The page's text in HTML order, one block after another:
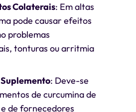
Colaterais: Em altas
pode causar efeitos
problemas
tonturas ou arritmia
: Deve-se
de curcumina de
de fornecedores